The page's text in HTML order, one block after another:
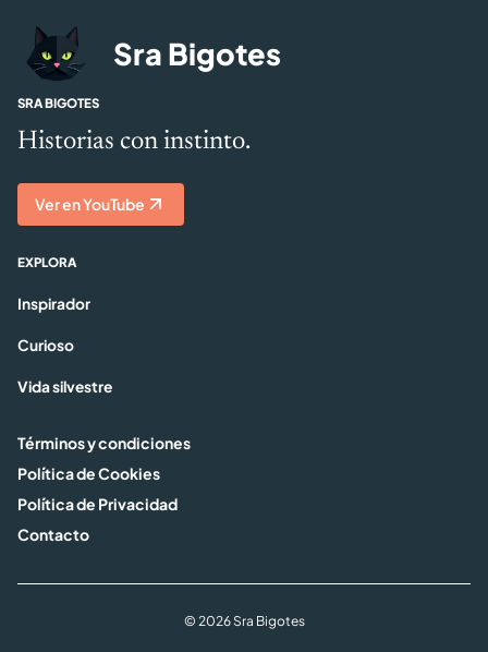
Sra Bigotes
SRA BIGOTES
Historias con instinto.
Ver en YouTube
EXPLORA
Inspirador
Curioso
Vida silvestre
Términos y condiciones
Política de Cookies
Política de Privacidad
Contacto
© 2026 Sra Bigotes